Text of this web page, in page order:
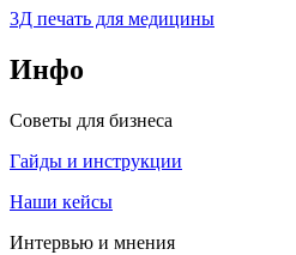
3Д печать для медицины
Инфо
Советы для бизнеса
Гайды и инструкции
Наши кейсы
Интервью и мнения